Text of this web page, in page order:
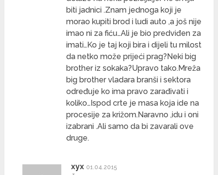
biti jadnici .Znam jednoga koji je
morao kupiti brod i ludi auto ,a još nije
imao ni za fiću…Ali je bio predviđen za
imati…Ko je taj koji bira i dijeli tu milost
da netko može prijeći prag?Neki big
brother iz sokaka?Upravo tako.Mreža
big brother vladara branši i sektora
određuje ko ima pravo zarađivati i
koliko…Ispod crte je masa koja ide na
procesije za križom.Naravno ,idu i oni
izabrani .Ali samo da bi zavarali ove
druge.
xyx 01.04.2015